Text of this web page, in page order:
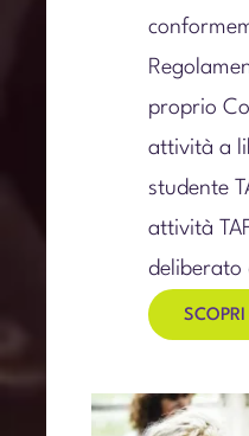
proprio
attività a
studente
attività
deliberato
SCOPRI